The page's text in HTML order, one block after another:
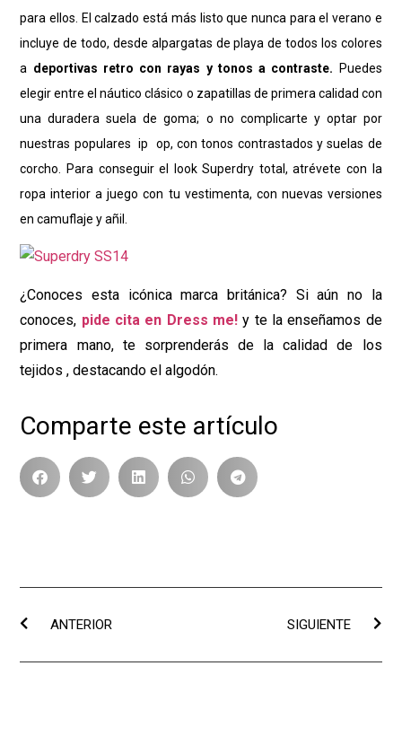
para ellos. El calzadoestá más listo que nunca para el verano e
incluye de todo, desde alpargatas de playa de todos los colores
a deportivas retro con rayas y tonos a contraste. Puedes
elegir entre el náutico clásico o zapatillas de primera calidad con
una duradera suela de goma; o no complicarte y optar por
nuestras populares ip op, con tonos contrastados ysuelas de
corcho. Para conseguir el look Superdry total, atrévete con
la
ropa interior a juego con tu vestimenta, con nuevas versiones
encamuflaje y añil.
¿Conoces esta icónica marca británica? Si aún no la
conoces, pide cita en Dress me! y te la enseñamos de
primera mano, te sorprenderás de la calidad de los
tejidos , destacando el algodón.
Comparte este artículo
ANTERIOR SIGUIENTE